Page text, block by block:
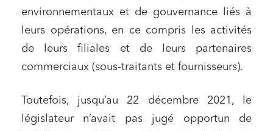
environnementaux et de gouvernance liés à
leurs opérations, en ce compris les activités
de leurs filiales et de leurs partenaires
commerciaux (sous-traitants et fournisseurs).
Toutefois, jusqu’au 22 décembre 2021, le
législateur n’avait pas jugé opportun de